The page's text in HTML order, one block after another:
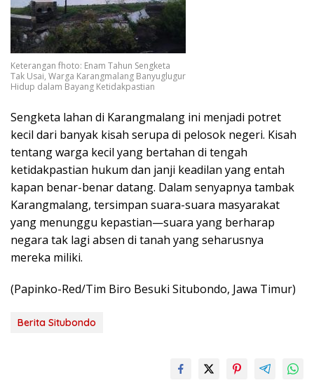
Keterangan fhoto: Enam Tahun Sengketa
Tak Usai, Warga Karangmalang Banyuglugur
Hidup dalam Bayang Ketidakpastian
Sengketa lahan di Karangmalang ini menjadi potret
kecil dari banyak kisah serupa di pelosok negeri. Kisah
tentang warga kecil yang bertahan di tengah
ketidakpastian hukum dan janji keadilan yang entah
kapan benar-benar datang. Dalam senyapnya tambak
Karangmalang, tersimpan suara-suara masyarakat
yang menunggu kepastian—suara yang berharap
negara tak lagi absen di tanah yang seharusnya
mereka miliki.
(Papinko-Red/Tim Biro Besuki Situbondo, Jawa Timur)
Berita Situbondo